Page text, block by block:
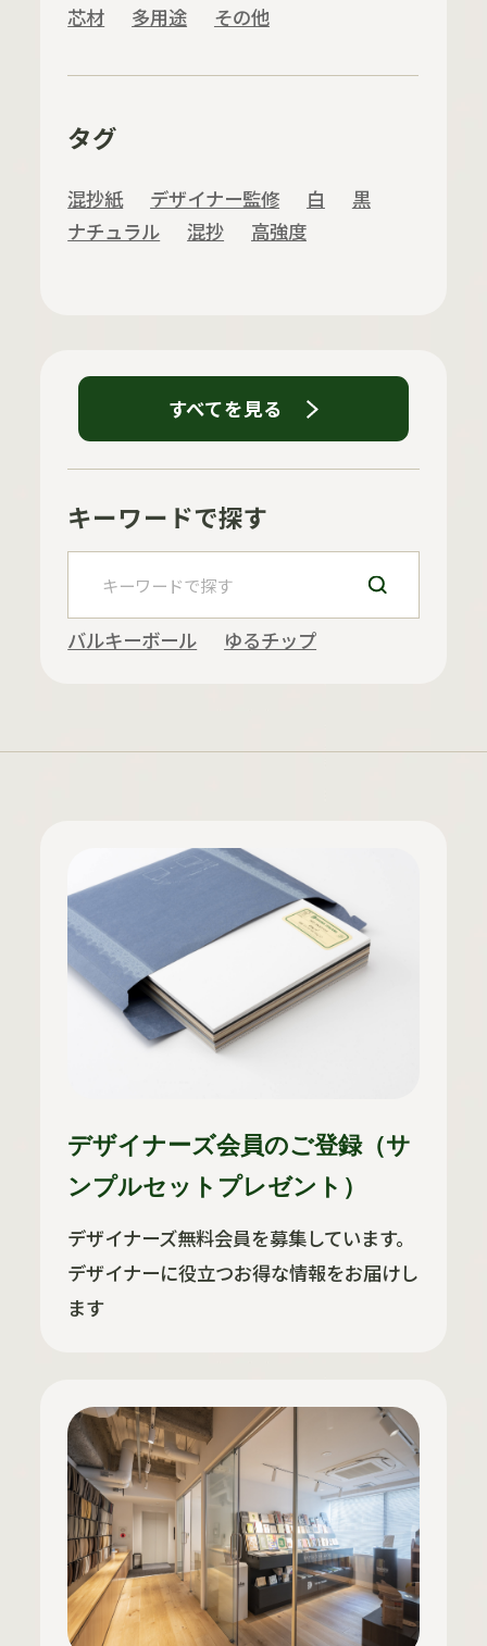
芯材
多用途 その他
タグ
混抄紙 デザイナー監修 白
黒
ナチュラル
混抄 高強度
すべてを見る
キーワードで探す
バルキーボール ゆるチップ
デザイナーズ会員のご登録（サ
ンプルセットプレゼント）
デザイナーズ無料会員を募集しています。
デザイナーに役立つお得な情報をお届けし
ます